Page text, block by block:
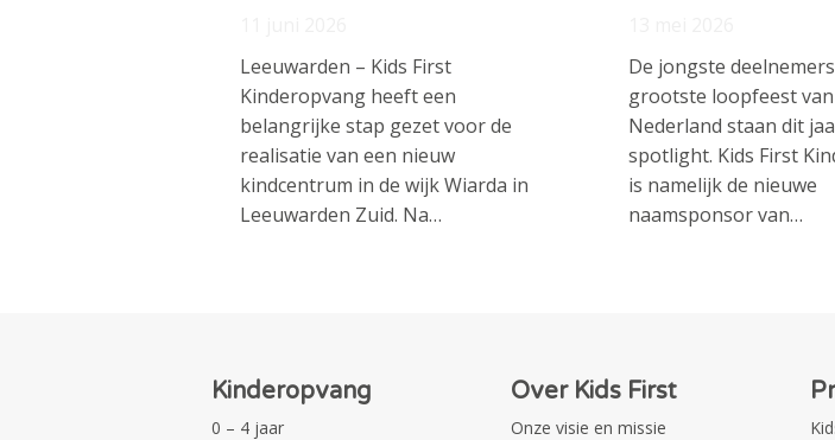
Leeuwarden – Kids First
Kinderopvang heeft een
belangrijke stap gezet voor de
realisatie van een nieuw
kindcentrum in de wijk Wiarda in
Leeuwarden Zuid. Na…
De jongste
grootste loopfeest
Nederland staan dit
spotlight. Kids First
is namelijk de nieuwe
naamsponsor van…
Kinderopvang
0 – 4 jaar
Over Kids First
Onze visie en missie